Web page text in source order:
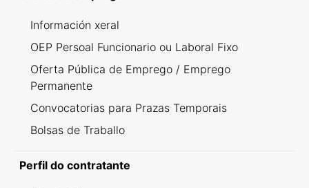
Información xeral
OEP Persoal Funcionario ou Laboral Fixo
Oferta Pública de Emprego / Emprego
Permanente
Convocatorias para Prazas Temporais
Bolsas de Traballo
Perfil do contratante